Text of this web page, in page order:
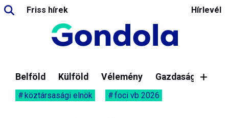
Friss hírek Hírlevél
Belföld Külföld Vélemény Gazdaság
köztársasági elnök foci vb 2026